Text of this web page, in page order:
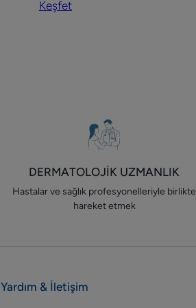
el
Keşfet
DERMATOLOJİK UZMANLIK
Hastalar ve sağlık profesyonelleriyle birlikte
hareket etmek
Yardım & İletişim